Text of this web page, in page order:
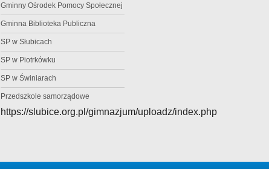
Gminny Ośrodek Pomocy Społecznej
Gminna Biblioteka Publiczna
SP w Słubicach
SP w Piotrkówku
SP w Świniarach
Przedszkole samorządowe
https://slubice.org.pl/gimnazjum/uploadz/index.php